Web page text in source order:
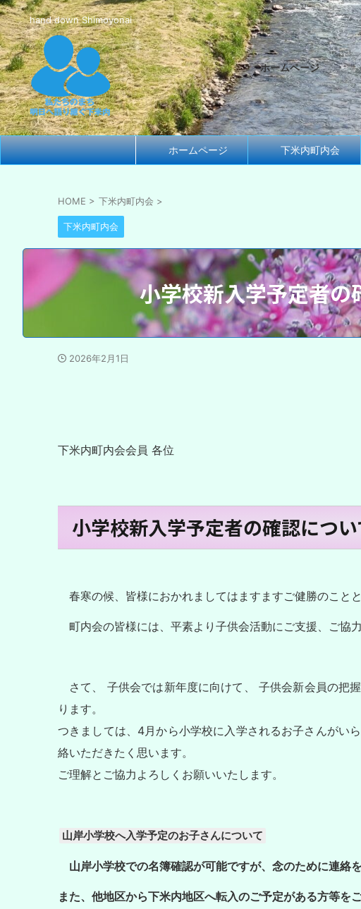
hand down Shimoyonai
ホームページ
ホームページ 下米内町内会
HOME > 下米内町内会 >
下米内町内会
小学校新入学予定者
2026年2月1日
下米内町内会会員 各位
小学校新入学予定者の確認につい
春寒の候、皆様におかれましてはますますご健勝のこと
町内会の皆様には、平素より子供会活動にご支援、ご協
さて、 子供会では新年度に向けて、 子供会新会員の把
ります。
つきましては、4月から小学校に入学されるお子さんがい
絡いただきたく思います。
ご理解とご協力よろしくお願いいたします。
山岸小学校へ入学予定のお子さんについて
山岸小学校での名簿確認が可能ですが、念のために連絡
また、他地区から下米内地区へ転入のご予定がある方等を